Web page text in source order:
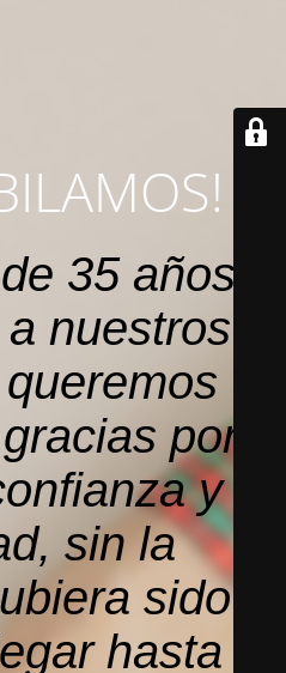
35 años
nuestros
por
y
sin la
sido
hasta